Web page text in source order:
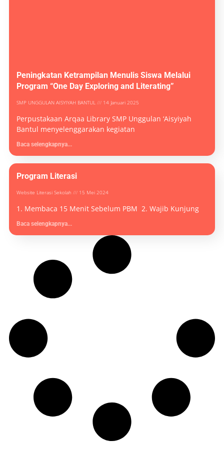
Peningkatan Ketrampilan Menulis Siswa Melalui
Program “One Day Exploring and Literating”
SMP UNGGULAN AISYIYAH BANTUL 14 Januari 2025
Perpustakaan Arqaa Library SMP Unggulan ‘Aisyiyah
Bantul menyelenggarakan kegiatan
Baca selengkapnya...
Program Literasi
Website Literasi Sekolah 15 Mei 2024
1. Membaca 15 Menit Sebelum PBM 2. Wajib Kunjung
Baca selengkapnya...